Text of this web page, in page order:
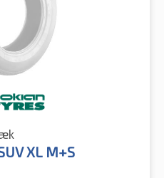
XL M+S